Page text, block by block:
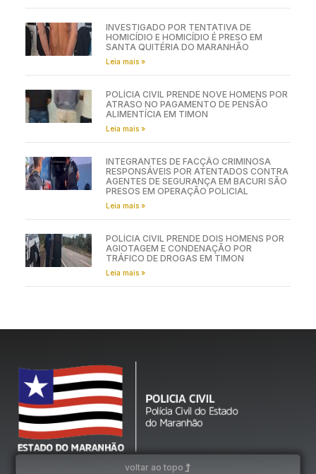
INVESTIGADO POR TENTATIVA DE
HOMICÍDIO E HOMICÍDIO É PRESO EM
SANTA QUITÉRIA DO MARANHÃO
Leia mais »
POLÍCIA CIVIL PRENDE NOVE HOMENS POR
ATRASO NO PAGAMENTO DE PENSÃO
ALIMENTÍCIA EM TIMON
Leia mais »
INTEGRANTES DE FACÇÃO CRIMINOSA
RESPONSÁVEIS POR ATENTADOS CONTRA
AGENTES DE SEGURANÇA EM BACURI SÃO
PRESOS EM OPERAÇÃO POLICIAL
Leia mais »
POLÍCIA CIVIL PRENDE DOIS HOMENS POR
AGIOTAGEM E CONDENAÇÃO POR
TRÁFICO DE DROGAS EM TIMON
Leia mais »
voltar ao topo